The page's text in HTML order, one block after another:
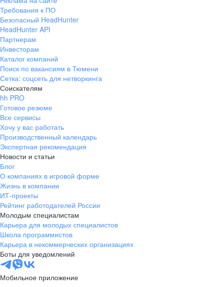
Требования к ПО
Безопасный HeadHunter
HeadHunter API
Партнерам
Инвесторам
Каталог компаний
Поиск по вакансиям в Тюмени
Сетка: соцсеть для нетворкинга
Соискателям
hh PRO
Готовое резюме
Все сервисы
Хочу у вас работать
Производственный календарь
Экспертная рекомендация
Новости и статьи
Блог
О компаниях в игровой форме
Жизнь в компании
ИТ-проекты
Рейтинг работодателей России
Молодым специалистам
Карьера для молодых специалистов
Школа программистов
Карьера в некоммерческих организациях
Боты для уведомлений
Мобильное приложение